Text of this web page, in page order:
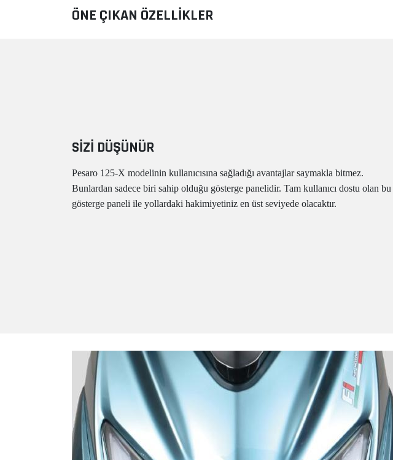
ÖNE ÇIKAN ÖZELLİKLER
SIZI DÜŞÜNÜR
Pesaro 125-X modelinin kullanıcısına sağladığı avantajlar saymakla bitmez.
Bunlardan sadece biri sahip olduğu gösterge panelidir. Tam kullanıcı dostu olan bu
gösterge paneli ile yollardaki hakimiyetiniz en üst seviyede olacaktır.